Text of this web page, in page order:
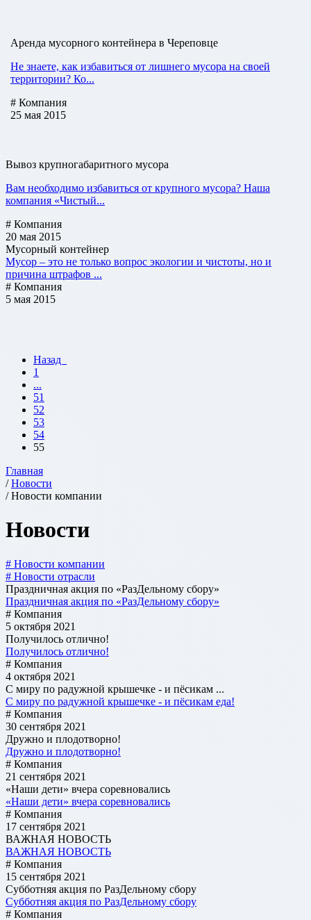
Аренда мусорного контейнера в Череповце
Не знаете, как избавиться от лишнего мусора на своей
территории? Ко...
# Компания
25 мая 2015
Вывоз крупногабаритного мусора
Вам необходимо избавиться от крупного мусора? Наша
компания «Чистый...
# Компания
20 мая 2015
Мусорный контейнер
Мусор – это не только вопрос экологии и чистоты, но и
причина штрафов ...
# Компания
5 мая 2015
Назад
1
...
51
52
53
54
55
Главная
/Новости
/ Новости компании
Новости
# Новости компании
# Новости отрасли
Праздничная акция по «РазДельному сбору»
Праздничная акция по «РазДельному сбору»
# Компания
5 октября 2021
Получилось отлично!
Получилось отлично!
# Компания
4 октября 2021
С миру по радужной крышечке - и пёсикам ...
С миру по радужной крышечке - и пёсикам еда!
# Компания
30 сентября 2021
Дружно и плодотворно!
Дружно и плодотворно!
# Компания
21 сентября 2021
«Наши дети» вчера соревновались
«Наши дети» вчера соревновались
# Компания
17 сентября 2021
ВАЖНАЯ НОВОСТЬ
ВАЖНАЯ НОВОСТЬ
# Компания
15 сентября 2021
Субботняя акция по РазДельному сбору
Субботняя акция по РазДельному сбору
# Компания